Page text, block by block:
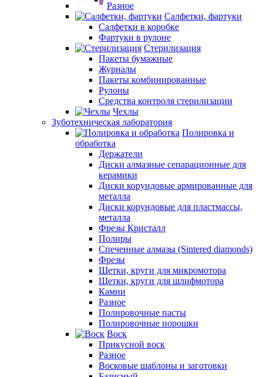
Разное
Салфетки, фартуки
Салфетки в коробке
Фартуки в рулоне
Стерилизация
Пакеты бумажные
Журналы
Пакеты комбинированные
Рулоны
Средства контроля стерилизации
Чехлы
Зуботехническая лаборатория
Полировка и
обработка
Держатели
Диски алмазные сепарационные для
керамики
Диски корундовые армированные для
металла
Диски корундовые для пластмассы,
металла
Фрезы Кристалл
Полиры
Спеченные алмазы (Sintered diamonds)
Фрезы
Щетки, круги для микромотора
Щетки, круги для шлифмотора
Камни
Разное
Полировочные пасты
Полировочные порошки
Воск
Прикусной воск
Разное
Восковые шаблоны и заготовки